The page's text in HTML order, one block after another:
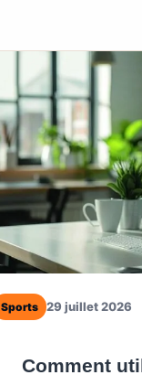
Sports 29 juillet 2026
Comment